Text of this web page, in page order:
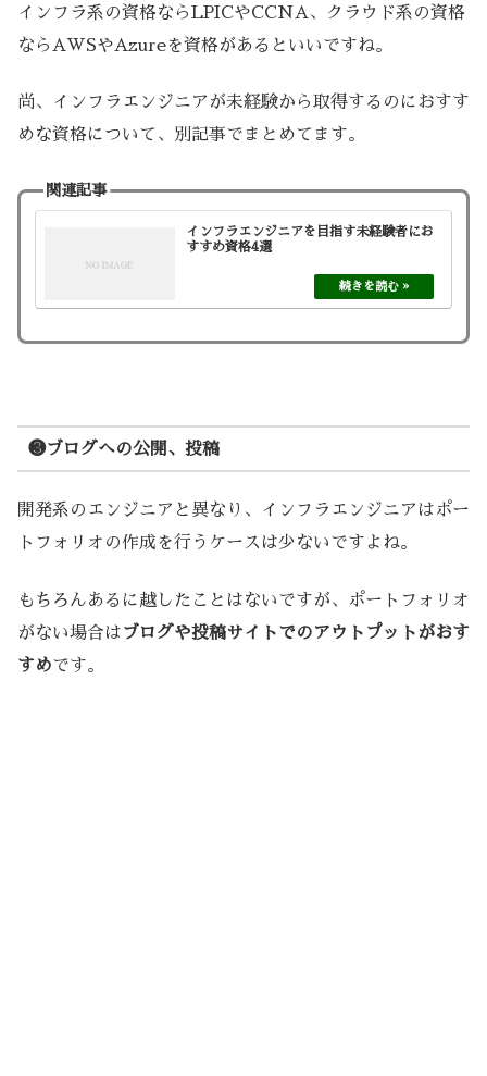
インフラ系の資格ならLPICやCCNA、クラウド系の資格
ならAWSやAzureを資格があるといいですね。
尚、インフラエンジニアが未経験から取得するのにおすす
めな資格について、別記事でまとめてます。
関連記事
インフラエンジニアを目指す未経験者にお
すすめ資格4選
❸ブログへの公開、投稿
開発系のエンジニアと異なり、インフラエンジニアはポー
トフォリオの作成を行うケースは少ないですよね。
もちろんあるに越したことはないですが、ポートフォリオ
がない場合はブログや投稿サイトでのアウトプットがおす
すめです。